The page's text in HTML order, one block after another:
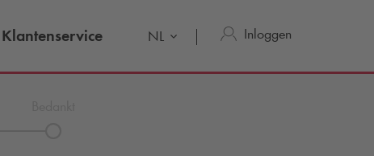
Klantenservice NL Inloggen